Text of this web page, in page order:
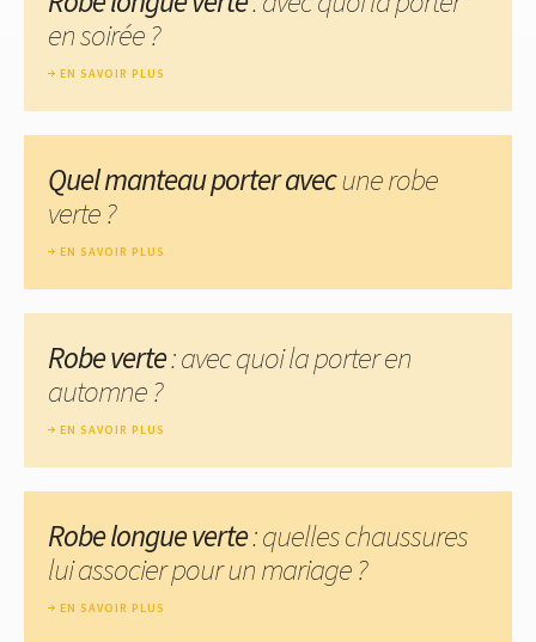
en soirée ?
EN SAVOIR PLUS
Quel manteau porter avecune robe
verte ?
EN SAVOIR PLUS
Robe verte: avec quoi la porter en
automne ?
EN SAVOIR PLUS
Robe longue verte: quelles chaussures
lui associer pour un mariage ?
EN SAVOIR PLUS